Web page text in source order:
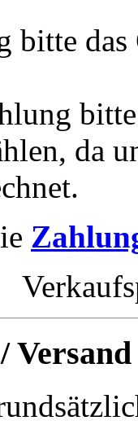
bitte
da
Versand